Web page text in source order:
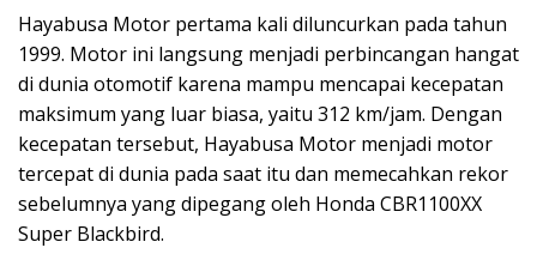
Hayabusa Motor pertama kali diluncurkan pada tahun
1999. Motor ini langsung menjadi perbincangan hangat
di dunia otomotif karena mampu mencapai kecepatan
maksimum yang luar biasa, yaitu 312 km/jam. Dengan
kecepatan tersebut, Hayabusa Motor menjadi motor
tercepat di dunia pada saat itu dan memecahkan rekor
sebelumnya yang dipegang oleh Honda CBR1100XX
Super Blackbird.